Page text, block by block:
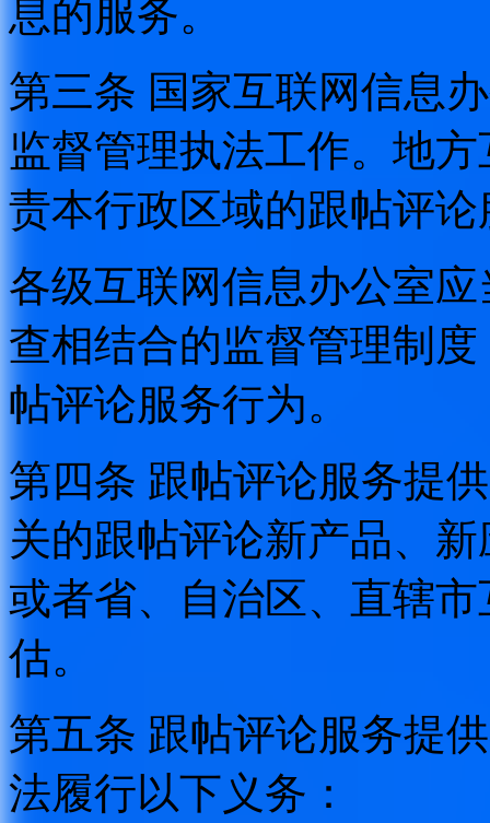
息的服务。
第三条 国家互联网信息
监督管理执法工作。地
责本行政区域的跟帖评
各级互联网信息办公室
查相结合的监督管理制
帖评论服务行为。
第四条 跟帖评论服务提
关的跟帖评论新产品、
或者省、自治区、直辖
估。
第五条 跟帖评论服务提
法履行以下义务：